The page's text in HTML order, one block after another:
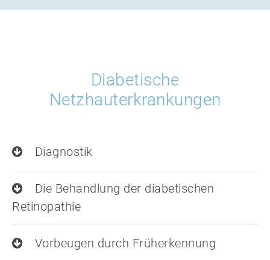
Diabetische
Netzhauterkrankungen
Diagnostik
Die Behandlung der diabetischen
Retinopathie
Vorbeugen durch Früherkennung